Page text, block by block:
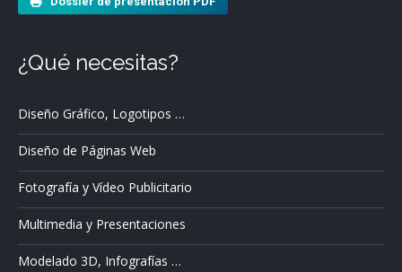
¿Qué necesitas?
Diseño Gráfico, Logotipos …
Diseño de Páginas Web
Fotografía y Vídeo Publicitario
Multimedia y Presentaciones
Modelado 3D, Infografías …